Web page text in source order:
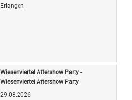
Erlangen
Wiesenviertel Aftershow Party -
Wiesenviertel Aftershow Party
29.08.2026